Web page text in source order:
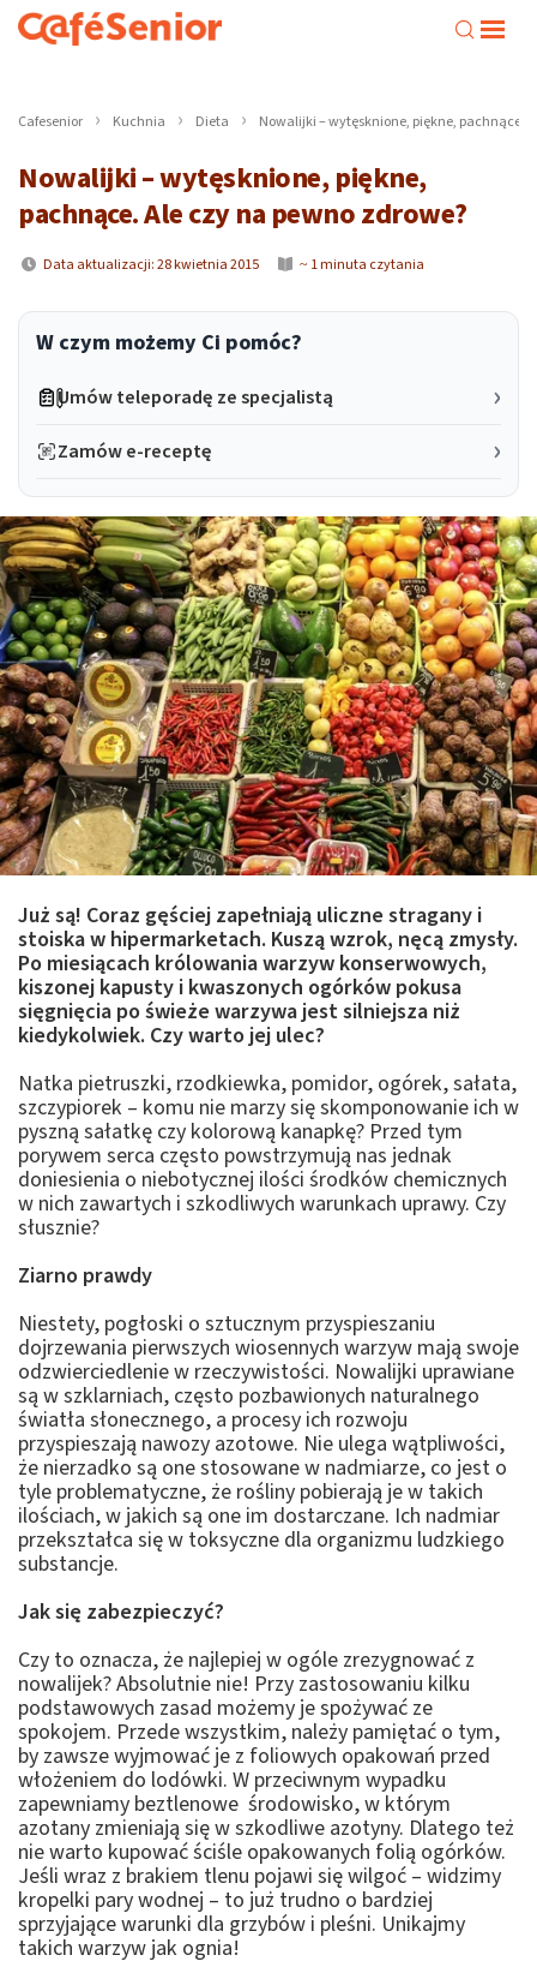
Cafesenior Kuchnia Dieta Nowalijki – wytęsknione, piękne, pachnące.
Nowalijki – wytęsknione, piękne,
pachnące. Ale czy na pewno zdrowe?
Data aktualizacji: 28 kwietnia 2015 ~ 1 minuta czytania
W czym możemy Ci pomóc?
Umów teleporadę ze specjalistą
Zamów e-receptę
Już są! Coraz gęściej zapełniają uliczne stragany i
stoiska w hipermarketach. Kuszą wzrok, nęcą zmysły.
Po miesiącach królowania warzyw konserwowych,
kiszonej kapusty i kwaszonych ogórków pokusa
sięgnięcia po świeże warzywa jest silniejsza niż
kiedykolwiek. Czy warto jej ulec?
Natka pietruszki, rzodkiewka, pomidor, ogórek, sałata,
szczypiorek – komu nie marzy się skomponowanie ich w
pyszną sałatkę czy kolorową kanapkę? Przed tym
porywem serca często powstrzymują nas jednak
doniesienia o niebotycznej ilości środków chemicznych
w nich zawartych i szkodliwych warunkach uprawy. Czy
słusznie?
Ziarno prawdy
Niestety, pogłoski o sztucznym przyspieszaniu
dojrzewania pierwszych wiosennych warzyw mają swoje
odzwierciedlenie w rzeczywistości. Nowalijki uprawiane
są w szklarniach, często pozbawionych naturalnego
światła słonecznego, a procesy ich rozwoju
przyspieszają nawozy azotowe. Nie ulega wątpliwości,
że nierzadko są one stosowane w nadmiarze, co jest o
tyle problematyczne, że rośliny pobierają je w takich
ilościach, w jakich są one im dostarczane. Ich nadmiar
przekształca się w toksyczne dla organizmu ludzkiego
substancje.
Jak się zabezpieczyć?
Czy to oznacza, że najlepiej w ogóle zrezygnować z
nowalijek? Absolutnie nie! Przy zastosowaniu kilku
podstawowych zasad możemy je spożywać ze
spokojem. Przede wszystkim, należy pamiętać o tym,
by zawsze wyjmować je z foliowych opakowań przed
włożeniem do lodówki. W przeciwnym wypadku
zapewniamy beztlenowe środowisko, w którym
azotany zmieniają się w szkodliwe azotyny. Dlatego też
nie warto kupować ściśle opakowanych folią ogórków.
Jeśli wraz z brakiem tlenu pojawi się wilgoć – widzimy
kropelki pary wodnej – to już trudno o bardziej
sprzyjające warunki dla grzybów i pleśni. Unikajmy
takich warzyw jak ognia!